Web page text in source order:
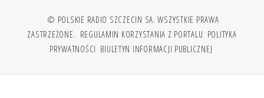
© POLSKIE RADIO SZCZECIN SA. WSZYSTKIE PRAWA
ZASTRZEŻONE. REGULAMIN KORZYSTANIA Z PORTALU POLITYKA
PRYWATNOŚCI BIULETYN INFORMACJI PUBLICZNEJ